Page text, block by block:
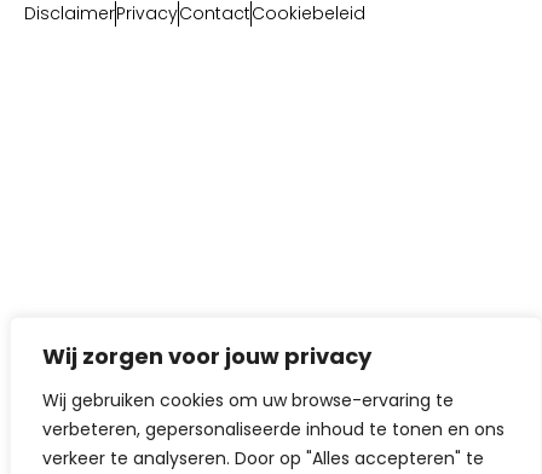
Wij zorgen voor jouw privacy
Wij gebruiken cookies om uw browse-ervaring te
verbeteren, gepersonaliseerde inhoud te tonen en ons
verkeer te analyseren. Door op "Alles accepteren" te
DisclaimerPrivacyContactCookiebeleid